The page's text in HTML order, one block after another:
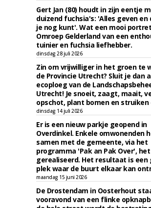
Gert Jan (80) houdt in zijn eentje
duizend fuchsia's: 'Alles geven en
je nog kunt'. Wat een mooi
Omroep Gelderland van een
tuinier en fuchsia liefhebber.
dinsdag 28 juli 2026
Zin om vrijwilliger in het groen te
de Provincie Utrecht? Sluit je dan
ecoploeg van de
Utrecht! Je snoeit, zaagt, maait,
opschot, plant bomen en struiken
dinsdag 14 juli 2026
Er is een nieuw parkje geopend in
Overdinkel. Enkele omwonenden
samen met de gemeente, via het
programma 'Pak an Pak Over',
gerealiseerd. Het resultaat is een
plek waar de buurt elkaar kan
maandag 15 juni 2026
De Drostendam in Oosterhout
vooravond van een flinke